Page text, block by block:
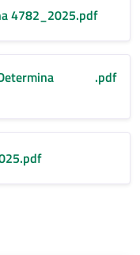
4782_2025.pdf
.pdf
.pdf